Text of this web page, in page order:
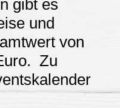
gibt es
und
von
Zu